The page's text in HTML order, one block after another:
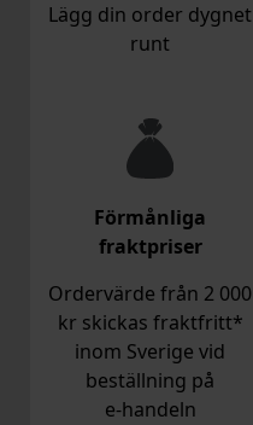
Lägg din order dygnet
runt
Förmånliga
fraktpriser
Ordervärde från 2 000
kr skickas fraktfritt*
inom Sverige vid
beställning på
e‑handeln